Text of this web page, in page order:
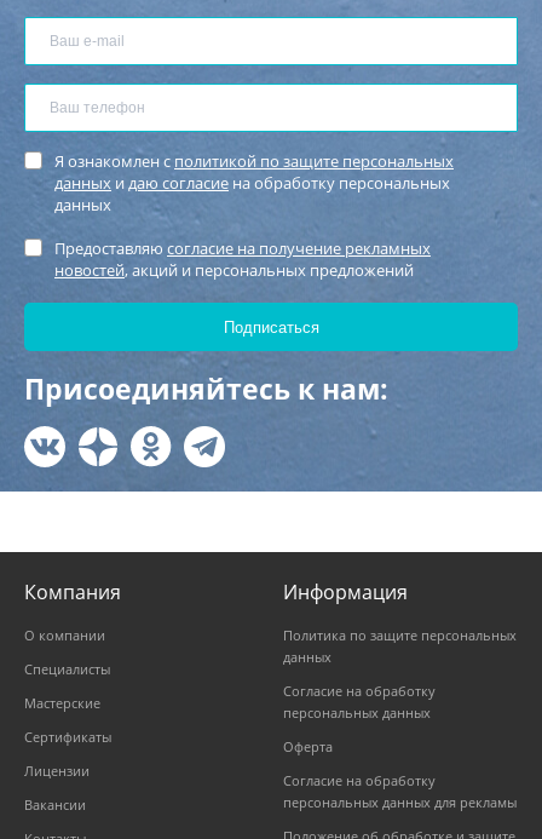
Я ознакомлен с политикой по защите персональных
данных и даю согласие на обработку персональных
данных
Предоставляю согласие на получение рекламных
новостей, акций и персональных предложений
Присоединяйтесь к нам:
Компания
О компании
Специалисты
Мастерские
Сертификаты
Лицензии
Вакансии
Информация
Политика по защите персональных
данных
Согласие на обработку
персональных данных
Оферта
Согласие на обработку
персональных данных для рекламы